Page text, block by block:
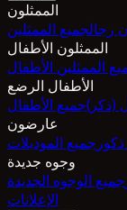
الممثلون
رجالجميع الممثلين
الممثلون الأطفال
الممثلين الأطفال
الأطفال الرضع
(ذكر)جميع الأطفال
عارضون
جميع الموديلات
وجوه جديدة
جميع الوجوه الجديدة
الإعلانات